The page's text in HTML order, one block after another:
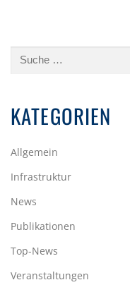
Suche
KATEGORIEN
Allgemein
Infrastruktur
News
Publikationen
Top-News
Veranstaltungen